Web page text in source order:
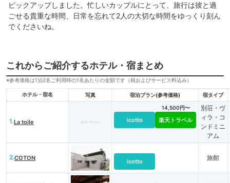
ピックアップしました。忙しいカップルにとって、旅行は彼と過
ごせる貴重な時間、日常を忘れて2人の大切な時間をゆっくり刻ん
でくださいね。
これからご紹介するホテル・宿まとめ
※参考価格は1泊2名ご利用時の1名あたりの金額です（税およびサービス料込み）
ホテル・宿名 写真 宿泊プラン(参考価格) 宿タイプ
1.La toile icotto
14,500円〜
楽天トラベル
別荘・ヴ
ィラ・コ
ンドミニ
アム
2.COTON icotto 旅館